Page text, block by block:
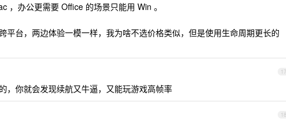
，办公更需要 Office 的场景只能用 Win 。
平台，两边体验一模一样，我为啥不选价格类似，但是使用生命周期更长的
17
，你就会发现续航又牛逼，又能玩游戏高帧率
18